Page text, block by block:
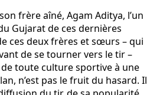
frère aîné, Agam Aditya, l’un
Gujarat de ces dernières
ces deux frères et sœurs – qui
de se tourner vers le tir –
toute culture sportive à une
n’est pas le fruit du hasard. Il